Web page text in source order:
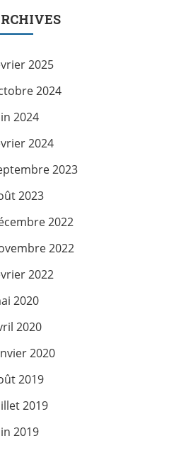
2025
2024
2024
2024
2023
2023
2022
2022
2022
2020
2020
2020
2019
2019
2019